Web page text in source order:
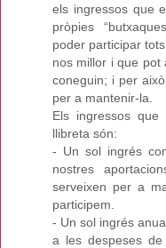
els ingressos que
pròpies
poder participar
nos millor i que pot
coneguin; i per
per a mantenir-la.
Els ingressos
llibreta són:
- Un sol ingrés
nostres
serveixen per a
participem.
- Un sol ingrés
a les despeses de